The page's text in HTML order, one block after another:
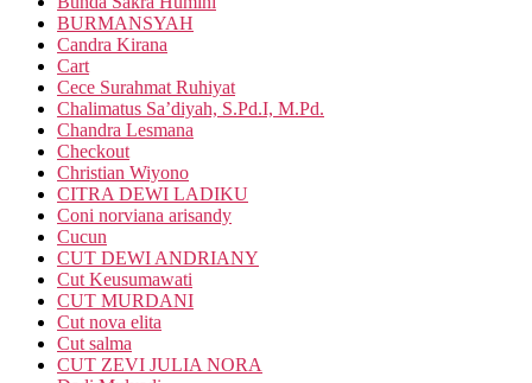
BURMANSYAH
Candra Kirana
Cart
Cece Surahmat Ruhiyat
Chalimatus Sa’diyah, S.Pd.I, M.Pd.
Chandra Lesmana
Checkout
Christian Wiyono
CITRA DEWI LADIKU
Coni norviana arisandy
Cucun
CUT DEWI ANDRIANY
Cut Keusumawati
CUT MURDANI
Cut nova elita
Cut salma
CUT ZEVI JULIA NORA